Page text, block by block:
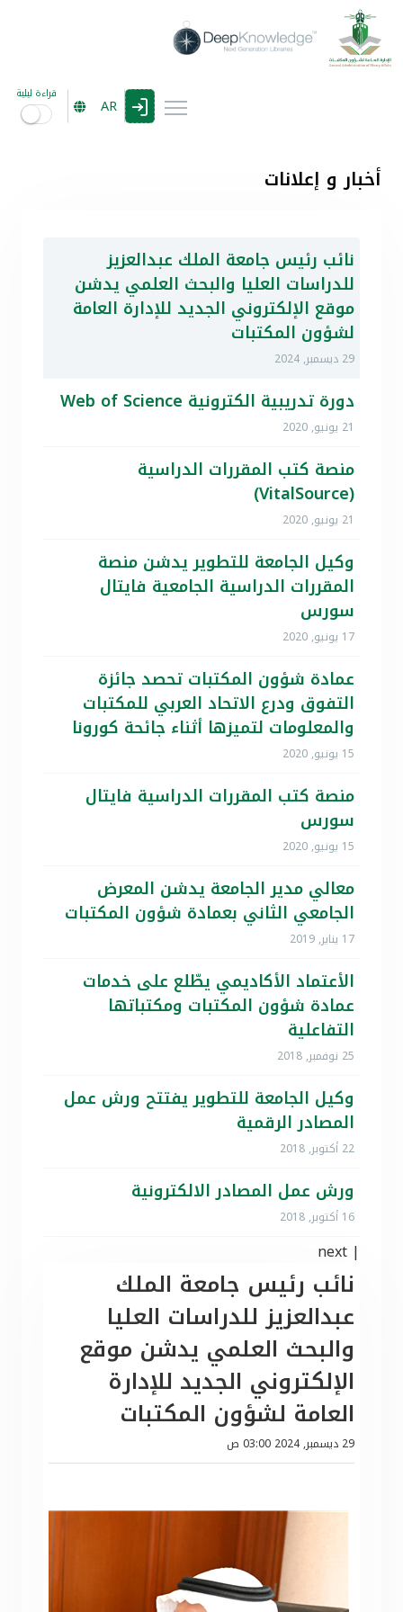
AR
قراءة ليلية
أخبار و إعلانات
نائب رئيس جامعة الملك
عبدالعزيز للدراسات العليا
والبحث العلمي يدشن موقع
الإلكتروني الجديد للإدارة
العامة لشؤون المكتبات
29 ديسمبر, 2024 03:00 ص
نائب رئيس جامعة الملك عبدالعزيز
للدراسات العليا والبحث العلمي يدشن
موقع الإلكتروني الجديد للإدارة العامة
لشؤون المكتبات
29 ديسمبر, 2024
دورة تدريبية الكترونية Web of Science
21 يونيو, 2020
منصة كتب المقررات الدراسية
(VitalSource)
21 يونيو, 2020
وكيل الجامعة للتطوير يدشن منصة
المقررات الدراسية الجامعية فايتال
سورس
17 يونيو, 2020
عمادة شؤون المكتبات تحصد جائزة
التفوق ودرع الاتحاد العربي للمكتبات
والمعلومات لتميزها أثناء جائحة كورونا
15 يونيو, 2020
منصة كتب المقررات الدراسية فايتال
سورس
15 يونيو, 2020
معالي مدير الجامعة يدشن المعرض
الجامعي الثاني بعمادة شؤون المكتبات
17 يناير, 2019
الأعتماد الأكاديمي يطّلع على خدمات
عمادة شؤون المكتبات ومكتباتها
التفاعلية
25 نوفمبر, 2018
وكيل الجامعة للتطوير يفتتح ورش عمل
المصادر الرقمية
22 أكتوبر, 2018
ورش عمل المصادر الالكترونية
16 أكتوبر, 2018
|
next